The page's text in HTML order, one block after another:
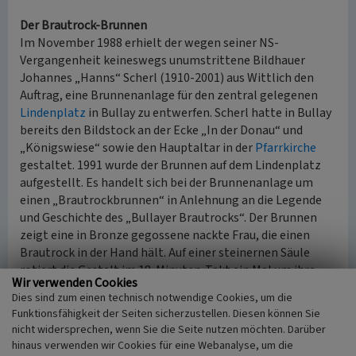
Der Brautrock-Brunnen
Im November 1988 erhielt der wegen seiner NS-
Vergangenheit keineswegs unumstrittene Bildhauer
Johannes „Hanns“ Scherl (1910-2001) aus Wittlich den
Auftrag, eine Brunnenanlage für den zentral gelegenen
Lindenplatz in Bullay zu entwerfen. Scherl hatte in Bullay
bereits den Bildstock an der Ecke „In der Donau“ und
„Königswiese“ sowie den Hauptaltar in derPfarrkirche
gestaltet. 1991 wurde der Brunnen auf dem Lindenplatz
aufgestellt. Es handelt sich bei der Brunnenanlage um
einen „Brautrockbrunnen“ in Anlehnung an die Legende
und Geschichte des „Bullayer Brautrocks“. Der Brunnen
zeigt eine in Bronze gegossene nackte Frau, die einen
Brautrock in der Hand hält. Auf einer steinernen Säule
rotiert die Gestalt im 18-Minuten-Takt ein Mal um ihre
eigene Achse. Der Lindenplatz ist dank der
fertiggestellten Brunnenanlage zu einem Wahrzeichen
der Gemeinde Bullay geworden. Insgesamt wurde für die
Gestaltung des Platzes mit dem Brunnen etwa 500.000
Wir verwenden Cookies
Dies sind zum einen technisch notwendige Cookies, um die
Funktionsfähigkeit der Seiten sicherzustellen. Diesen können Sie
nicht widersprechen, wenn Sie die Seite nutzen möchten. Darüber
hinaus verwenden wir Cookies für eine Webanalyse, um die